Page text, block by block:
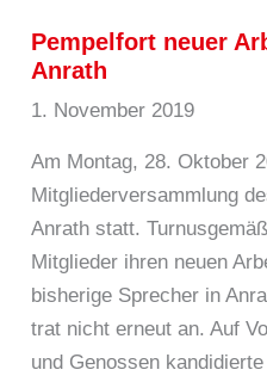
Pempelfort neuer
Anrath
1. November 2019
Am Montag, 28. Oktober
Mitgliederversammlung
Anrath statt.
Mitglieder ihren neuen
bisherige Sprecher in
trat nicht erneut an. Auf
und Genossen